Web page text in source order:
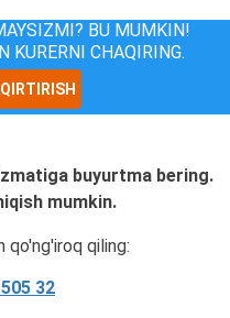
BU MUMKIN!
KURERNI CHAQIRING.
buyurtma bering.
mumkin.
qo'ng'iroq qiling:
32